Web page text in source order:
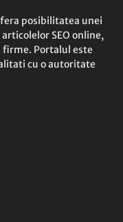
posibilitatea unei
SEO online,
firme. Portalul este
cu o autoritate